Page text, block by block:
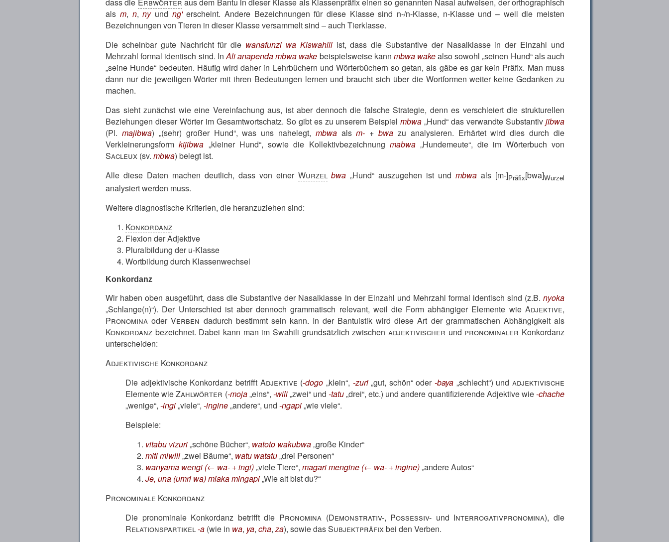
dass die Erbwörter aus dem Bantu in dieser Klasse als Klassenpräfix einen so genannten Nasal aufweisen, der orthographisch
als m, n,nyund ng'erscheint. Andere Bezeichnungen für diese Klasse sind n-/n-Klasse, n-Klasse und – weil die meisten
Bezeichnungen von Tieren in dieser Klasse versammelt sind – auch Tierklasse.
Die scheinbar gute Nachricht für die wanafunzi wa Kiswahiliist, dass die Substantive der Nasalklasse in der Einzahl und
Mehrzahl formal identisch sind. InAli anapenda mbwa wake beispielsweise kann mbwa wakealso sowohl seinen Hund als auch
seine Hunde bedeuten. Häufig wird daher in Lehrbüchern und Wörterbüchern so getan, als gäbe es gar kein Präfix. Man muss
dann nur die jeweiligen Wörter mit ihren Bedeutungen lernen und braucht sich über die Wortformen weiter keine Gedanken zu
machen.
Das sieht zunächst wie eine Vereinfachung aus, ist aber dennoch die falsche Strategie, denn es verschleiert die strukturellen
Beziehungen dieser Wörter im Gesamt­wortschatz. So gibt es zu unserem Beispielmbwa Hund das verwandte Substantiv jibwa
(Pl.majibwa) (sehr) großer Hund , was uns nahelegt, mbwaalsm- +bwa zu analysieren. Erhärtet wird dies durch die
Verkleinerungsformkijibwa kleiner Hund , sowie die Kollektivbezeichnung mabwa Hundemeute , die im Wörterbuch von
Sacleux (sv.mbwa) belegt ist.
Alle diese Daten machen deutlich, dass von einer Wurzel bwa Hund auszugehen ist und mbwa als [m-]Präfix[bwa]Wurzel
analysiert werden muss.
Weitere diagnostische Kriterien, die heranzuziehen sind:
Konkordanz
Flexion der Adjektive
Pluralbildung der u-Klasse
Wortbildung durch Klassenwechsel
Konkordanz
Wir haben oben ausgeführt, dass die Substantive der Nasalklasse in der Einzahl und Mehrzahl formal identisch sind (z.B. nyoka
Schlange(n) ). Der Unterschied ist aber dennoch grammatisch relevant, weil die Form abhängiger Elemente wie Adjektive,
Pronomina oderVerben dadurch bestimmt sein kann. In der Bantuistik wird diese Art der grammatischen Abhängigkeit als
Konkordanz bezeichnet. Dabei kann man im Swahili grundsätzlich zwischen adjektivischer und pronominaler Konkordanz
unterscheiden:
Adjektivische Konkordanz
Die adjektivische Konkordanz betrifft Adjektive (-dogo klein , -zuri gut, schön oder-baya schlecht ) und adjektivische
Elemente wieZahlwörter (-moja eins , -wili zwei und-tatu drei , etc.) und andere quantifizierende Adjektive wie-chache
wenige ,-ingi viele ,-ingine andere , und-ngapi wie viele .
Beispiele:
vitabu vizuri schöne Bücher , watoto wakubwa große Kinder
miti miwili zwei Bäume , watu watatu drei Personen
wanyama wengi (← wa- + ingi) viele Tiere ,magari mengine (← wa- + ingine) andere Autos
Je, una (umri wa) miaka mingapi Wie alt bist du?
Pronominale Konkordanz
Die pronominale Konkordanz betrifft die Pronomina (Demonstrativ-, Possessiv- und Interrogativpronomina), die
Relationspartikel-a (wie in wa, ya,cha,za), sowie dasSubjektpräfixbei den Verben.